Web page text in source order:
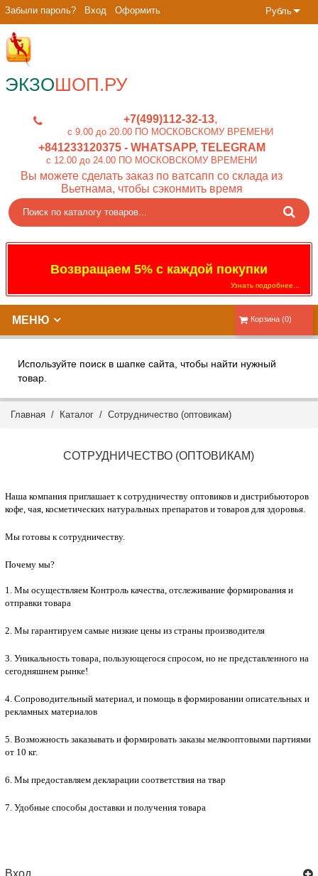
Рубль
Забыли пароль? Вход Оформить
ЭКЗОШОП.РУ
+7(499)112-32-13
c 9.00 до 20.00 ПО МОСКОВСКОМУ ВРЕМЕНИ
+841233120375- WHATSAPP, TELEGRAM
c 12.00 до 24.00 ПО МОСКОВСКОМУ ВРЕМЕНИ
Вы можете сделать заказ по ватсапп со склада из
Вьетнама, чтобы сэконмить время
Возвращаем 5% с каждой покупки
Узнать подробнее...
Корзина (0)
МЕНЮ
Используйте поиск в шапке сайта, чтобы найти нужный
товар.
Главная / Каталог / Сотрудничество (оптовикам)
СОТРУДНИЧЕСТВО (ОПТОВИКАМ)
Наша компания приглашает к сотрудничеству оптовиков и дистрибьюторов
кофе, чая, косметических натуральных препаратов и товаров для здоровья.
Мы готовы к сотрудничеству.
Почему мы?
1. Мы осуществляем Контроль качества, отслеживание формирования и
отправки товара
2. Мы гарантируем самые низкиецены из страны производителя
3. Уникальность товара, пользующегося спросом, но не представленного на
сегодняшнем рынке!
4. Сопроводительный материал, и помощь в формировании описательных и
рекламных материалов
5. Возможность заказывать и формировать заказы мелкооптовыми партиями
от 10 кг.
6. Мы предоставляем декларации соответствия на твар
7. Удобные способы доставки и получения товара
Вход